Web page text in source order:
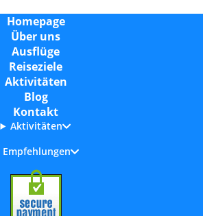
Homepage
Über uns
Ausflüge
Reiseziele
Aktivitäten
Blog
Kontakt
Aktivitäten
Empfehlungen